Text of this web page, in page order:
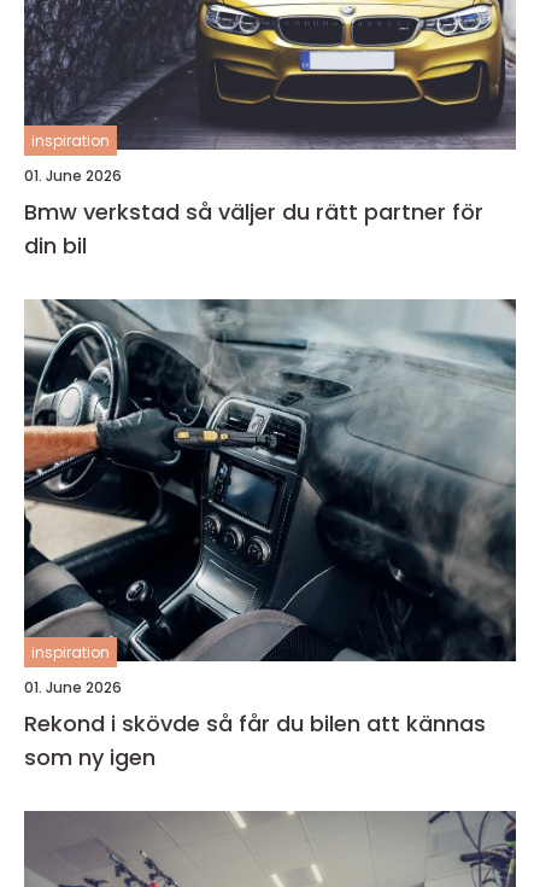
inspiration
01. June 2026
Bmw verkstad så väljer du rätt partner för
din bil
inspiration
01. June 2026
Rekond i skövde så får du bilen att kännas
som ny igen